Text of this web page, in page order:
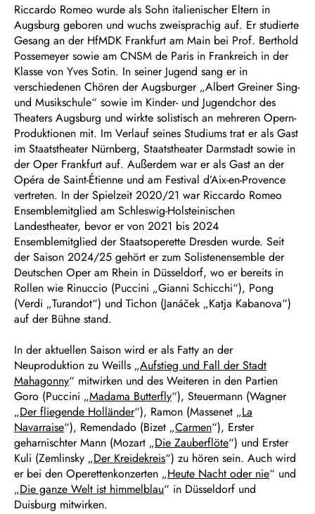
Riccardo Romeo wurde als Sohn italienischer Eltern in
Augsburg geboren und wuchs zweisprachig auf. Er studierte
Gesang an der HfMDK Frankfurt am Main bei Prof. Berthold
Possemeyer sowie am CNSM de Paris in Frankreich in der
Klasse von Yves Sotin. In seiner Jugend sang er in
verschiedenen Chören der Augsburger „Albert Greiner Sing-
und Musikschule“ sowie im Kinder- und Jugendchor des
Theaters Augsburg und wirkte solistisch an mehreren Opern-
Produktionen mit. Im Verlauf seines Studiums trat er als Gast
im Staatstheater Nürnberg, Staatstheater Darmstadt sowie in
der Oper Frankfurt auf. Außerdem war er als Gast an der
Opéra de Saint-Étienne und am Festival d’Aix-en-Provence
vertreten. In der Spielzeit 2020/21 war Riccardo Romeo
Ensemblemitglied am Schleswig-Holsteinischen
Landestheater, bevor er von 2021 bis 2024
Ensemblemitglied der Staatsoperette Dresden wurde. Seit
der Saison 2024/25 gehört er zum Solistenensemble der
Deutschen Oper am Rhein in Düsseldorf, wo er bereits in
Rollen wie Rinuccio (Puccini „Gianni Schicchi“), Pong
(Verdi „Turandot“) und Tichon (Janáček „Katja Kabanova“)
auf der Bühne stand.
In der aktuellen Saison wird er als Fatty an der
Neuproduktion zu Weills „Aufstieg und Fall der Stadt
Mahagonny“ mitwirken und des Weiteren in den Partien
Goro (Puccini „Madama Butterfly“), Steuermann (Wagner
„Der fliegende Holländer“), Ramon (Massenet „La
Navarraise“), Remendado (Bizet „Carmen“), Erster
geharnischter Mann (Mozart „Die Zauberflöte“) und Erster
Kuli (Zemlinsky „Der Kreidekreis“) zu hören sein. Auch wird
er bei den Operettenkonzerten „Heute Nacht oder nie“ und
„Die ganze Welt ist himmelblau“ in Düsseldorf und
Duisburg mitwirken.